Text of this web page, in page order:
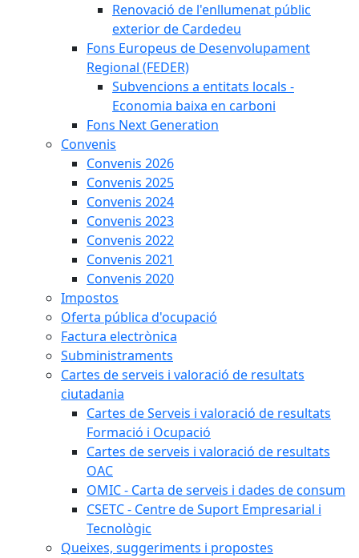
Renovació de l'enllumenat públic
exterior de Cardedeu
Fons Europeus de Desenvolupament
Regional (FEDER)
Subvencions a entitats locals -
Economia baixa en carboni
Fons Next Generation
Convenis
Convenis 2026
Convenis 2025
Convenis 2024
Convenis 2023
Convenis 2022
Convenis 2021
Convenis 2020
Impostos
Oferta pública d'ocupació
Factura electrònica
Subministraments
Cartes de serveis i valoració de resultats
ciutadania
Cartes de Serveis i valoració de resultats
Formació i Ocupació
Cartes de serveis i valoració de resultats
OAC
OMIC - Carta de serveis i dades de consum
CSETC - Centre de Suport Empresarial i
Tecnològic
Queixes, suggeriments i propostes